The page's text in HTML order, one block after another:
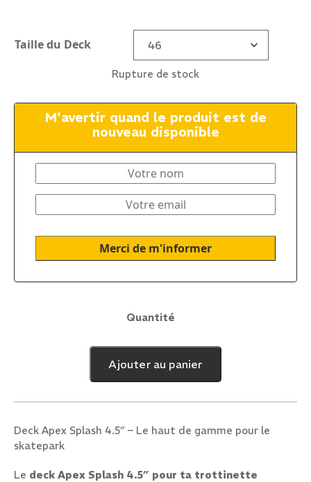
Taille du Deck
Rupture de stock
M'avertir quand le produit est de
nouveau disponible
Quantitéquantité
Apex
Ajouter au panier
Deck Apex Splash 4.5″ – Le haut de gamme pour le
skatepark
Le deck Apex Splash 4.5″ pour ta trottinette